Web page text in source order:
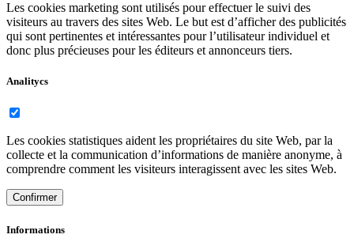
Les cookies marketing sont utilisés pour effectuer le suivi des
visiteurs au travers des sites Web. Le but est d’afficher des publicités
qui sont pertinentes et intéressantes pour l’utilisateur individuel et
donc plus précieuses pour les éditeurs et annonceurs tiers.
Analitycs
Les cookies statistiques aident les propriétaires du site Web, par la
collecte et la communication d’informations de manière anonyme, à
comprendre comment les visiteurs interagissent avec les sites Web.
Confirmer
Informations